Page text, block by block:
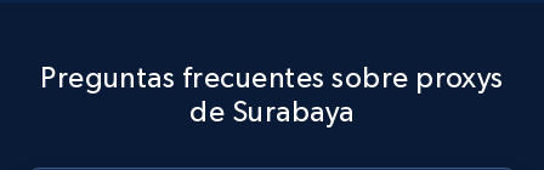
Preguntas frecuentes sobre proxys
de Surabaya